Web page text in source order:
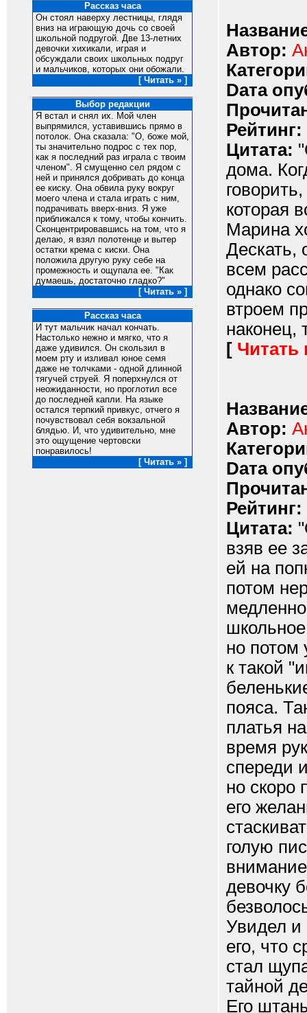
Рассказ часа
Он стоял наверху лестницы, глядя
вниз на играющую дочь со своей
школьной подругой. Две 13-летних
девочки хихикали, играя и
обсуждали своих школьных подруг
и мальчиков, которых они обожали.
[ Читать » ]
Выбор редакции
Я встал и снял их. Мой член
выпрямился, уставившись прямо в
потолок. Она сказала: "О, боже мой,
ты значительно подрос с тех пор,
как я последний раз играла с твоим
членом". Я смущенно сел рядом с
ней и принялся добривать до конца
ее киску. Она обвила руку вокруг
моего члена и стала играть с ним,
подрачивать вверх-вниз. Я уже
приближался к тому, чтобы кончить.
Сконцентрировавшись на том, что я
делаю, я взял полотенце и вытер
остатки крема с киски. Она
положила другую руку себе на
промежность и ощупала ее. "Как
думаешь, достаточно гладко?"
[ Читать » ]
Рассказ часа
И тут мальчик начал кончать.
Настолько нежно и мягко, что я
даже удивился. Он скользил в
моем рту и изливал юное семя
даже не толчками - одной длинной
тягучей струей. Я поперхнулся от
неожиданности, но проглотил все
до последней капли. На языке
остался терпкий привкус, отчего я
почувствовал себя вокзальной
блядью. И, что удивительно, мне
это ощущение чертовски
понравилось!
[ Читать » ]
Автор:
Dата
Рейтинг:
Цитата:
дома.
которая
Марина
Дескать,
всем
однако
втроем
наконец,
[ Читать
Автор:
Dата
Рейтинг:
Цитата:
взяв ее
ей на
потом
но потом
к такой
пояса.
платья
время
спереди
но скоро
его
голую
девочку
Увидел и
его, что
стал
тайной
Его